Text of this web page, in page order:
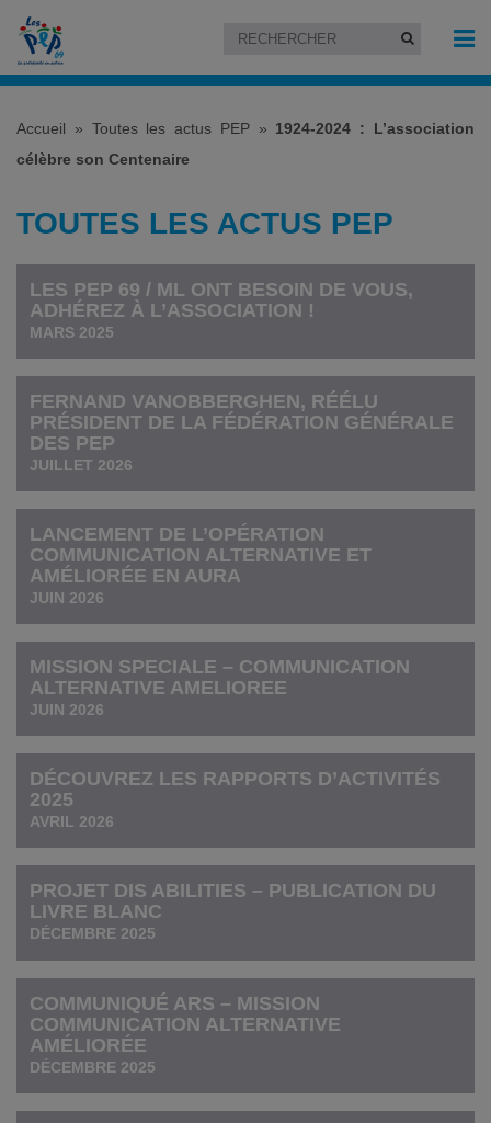
Accueil » Toutes les actus PEP» 1924-2024 : L’association
célèbre son Centenaire
TOUTES LES ACTUS PEP
LES PEP 69 / ML ONT BESOIN DE VOUS,
ADHÉREZ À L’ASSOCIATION !
MARS 2025
FERNAND VANOBBERGHEN, RÉÉLU
PRÉSIDENT DE LA FÉDÉRATION GÉNÉRALE
DES PEP
JUILLET 2026
LANCEMENT DE L’OPÉRATION
COMMUNICATION ALTERNATIVE ET
AMÉLIORÉE EN AURA
JUIN 2026
MISSION SPECIALE – COMMUNICATION
ALTERNATIVE AMELIOREE
JUIN 2026
DÉCOUVREZ LES RAPPORTS D’ACTIVITÉS
2025
AVRIL 2026
PROJET DIS ABILITIES – PUBLICATION DU
LIVRE BLANC
DÉCEMBRE 2025
COMMUNIQUÉ ARS – MISSION
COMMUNICATION ALTERNATIVE
AMÉLIORÉE
DÉCEMBRE 2025